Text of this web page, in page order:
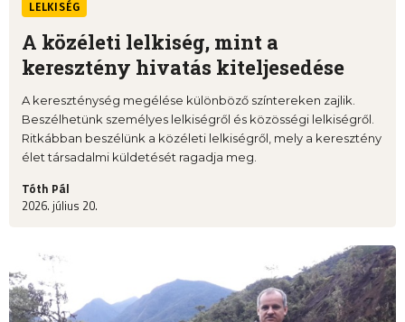
LELKISÉG
A közéleti lelkiség, mint a
keresztény hivatás kiteljesedése
A kereszténység megélése különböző színtereken zajlik.
Beszélhetünk személyes lelkiségről és közösségi lelkiségről.
Ritkábban beszélünk a közéleti lelkiségről, mely a keresztény
élet társadalmi küldetését ragadja meg.
Tóth Pál
2026. július 20.